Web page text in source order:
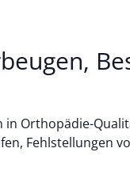
Orthopädie-
Fehlstellungen